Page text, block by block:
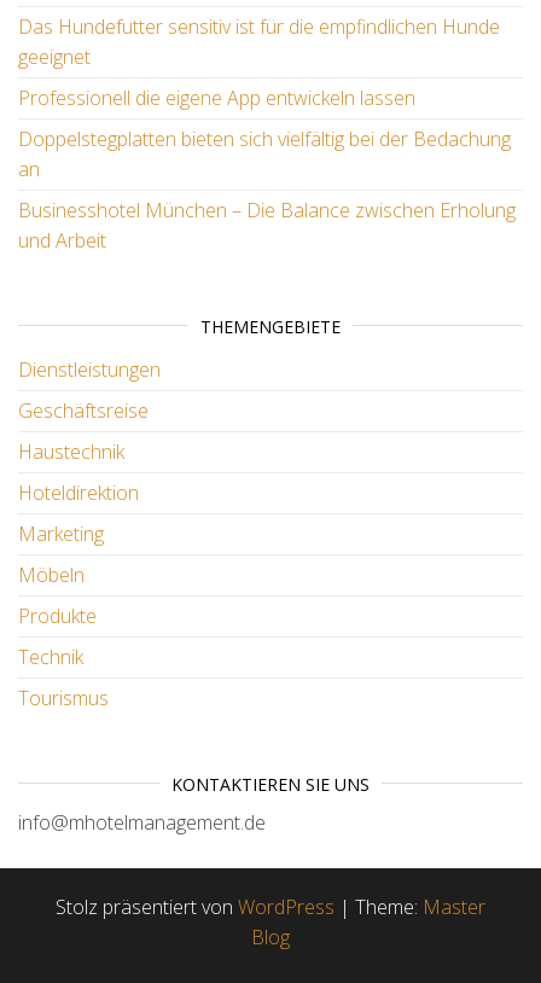
Das Hundefutter sensitiv ist für die empfindlichen Hunde
geeignet
Professionell die eigene App entwickeln lassen
Doppelstegplatten bieten sich vielfältig bei der Bedachung
an
Businesshotel München – Die Balance zwischen Erholung
und Arbeit
THEMENGEBIETE
Dienstleistungen
Geschäftsreise
Haustechnik
Hoteldirektion
Marketing
Möbeln
Produkte
Technik
Tourismus
KONTAKTIEREN SIE UNS
info@mhotelmanagement.de
Stolz präsentiert von WordPress | Theme: Master
Blog